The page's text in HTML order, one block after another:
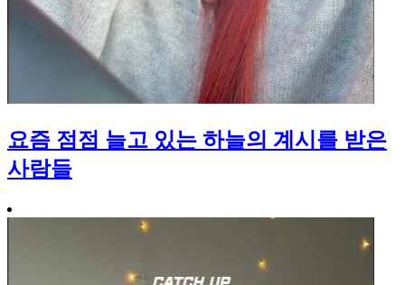
요즘 점점 늘고 있는 하늘의 계시를 받은
사람들